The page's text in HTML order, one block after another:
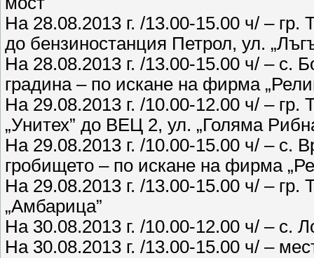
На 28.08.2013 г. /13.00-15.00 ч/ – гр.
до бензиностанция Петрол, ул.
На 28.08.2013 г. /13.00-15.00 ч/ – с.
градина – по искане на фирма
На 29.08.2013 г. /10.00-12.00 ч/ –
„Унитех” до ВЕЦ 2, ул. „Голяма
На 29.08.2013 г. /10.00-15.00 ч/ – с.
гробището – по искане на фирма
На 29.08.2013 г. /13.00-15.00 ч/ –
„Амбарица”
На 30.08.2013 г. /10.00-12.00 ч/ – с.
На 30.08.2013 г. /13.00-15.00 ч/ –